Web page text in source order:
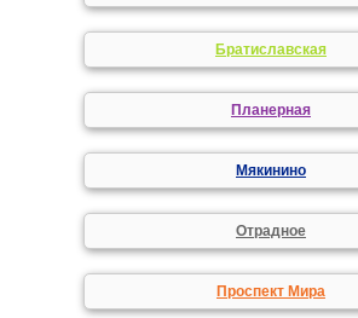
Братиславская
Планерная
Мякинино
Отрадное
Проспект Мира